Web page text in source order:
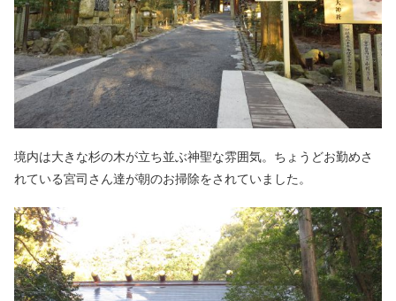
境内は大きな杉の木が立ち並ぶ神聖な雰囲気。ちょうどお勤めさ
れている宮司さん達が朝のお掃除をされていました。